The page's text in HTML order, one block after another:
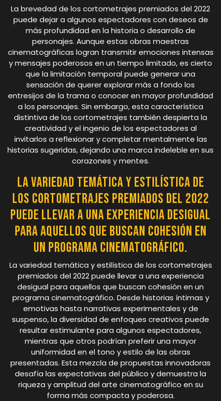
La brevedad de los cortometrajes premiados del 2022
puede dejar a algunos espectadores con deseos de
más profundidad en la historia o desarrollo de
personajes. Aunque estas obras maestras
cinematográficas logran transmitir emociones intensas
y mensajes poderosos en un tiempo limitado, es cierto
que la limitación temporal puede generar una
sensación de querer explorar más a fondo los
entresijos de la trama o conocer en mayor profundidad
a los personajes. Sin embargo, esta característica
distintiva de los cortometrajes también despierta la
creatividad y el ingenio de los espectadores al
invitarlos a reflexionar y completar mentalmente las
historias sugeridas, dejando una marca indeleble en sus
corazones y mentes.
La variedad temática y estilística de
los cortometrajes premiados del 2022
puede llevar a una experiencia desigual
para aquellos que buscan cohesión en
un programa cinematográfico.
La variedad temática y estilística de los cortometrajes
premiados del 2022 puede llevar a una experiencia
desigual para aquellos que buscan cohesión en un
programa cinematográfico. Desde historias íntimas y
emotivas hasta narrativas experimentales y de
suspenso, la diversidad de enfoques creativos puede
resultar estimulante para algunos espectadores,
mientras que otros podrían preferir una mayor
uniformidad en el tono y estilo de las obras
presentadas. Esta mezcla de propuestas innovadoras
desafía las expectativas del público y demuestra la
riqueza y amplitud del arte cinematográfico en su
forma más compacta y poderosa.